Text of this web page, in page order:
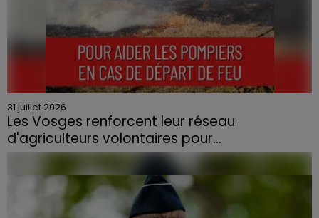
31 juillet 2026
Les Vosges renforcent leur réseau
d'agriculteurs volontaires pour...
Face à la sécheresse et aux risques de départs de feu,
la Chambre d'agriculture des Vosges a lancé un appel
aux agriculteurs volontaires pour venir en aide...